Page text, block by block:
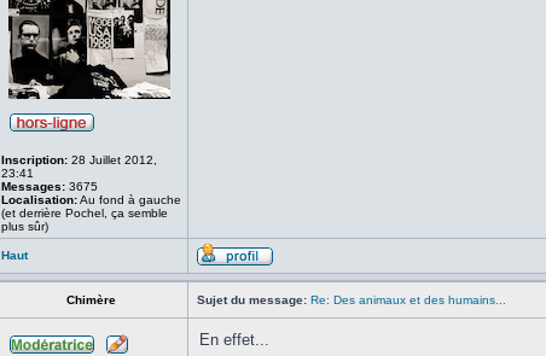
Inscription:28 Juillet 2012,
23:41
Messages:3675
Localisation:Au fond à gauche
(et derrière Pochel, ça semble
plus sûr)
Haut
Chimère Sujet du message: Re: Des animaux et des humains...
En effet...